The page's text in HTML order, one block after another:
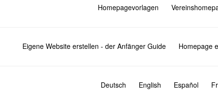
Homepagevorlagen
Eigene Website erstellen - der Anfänger Guide Homepage
Deutsch English Español